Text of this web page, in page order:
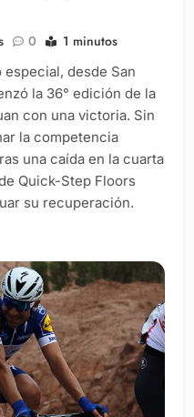
0 1 minutos
especial, desde San
la 36° edición de la
con una victoria. Sin
la competencia
una caída en la cuarta
Quick-Step Floors
su recuperación.